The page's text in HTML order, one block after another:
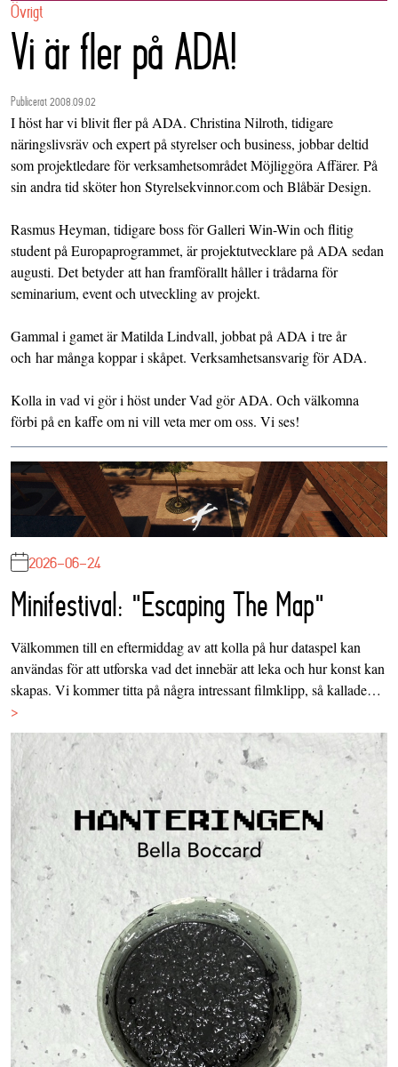
Övrigt
Vi är fler på ADA!
Publicerat 2008.09.02
I höst har vi blivit fler på ADA. Christina Nilroth, tidigare
näringslivsräv och expert på styrelser och business, jobbar deltid
som projektledare för verksamhetsområdetMöjliggöra Affärer. På
sin andra tid sköter hon Styrelsekvinnor.comoch Blåbär Design.
Rasmus Heyman, tidigare boss för Galleri Win-Win och flitig
student på Europaprogrammet, är projektutvecklare på ADA sedan
augusti. Det betyder att han framförallt håller i trådarna för
seminarium, event och utveckling av projekt.
Gammal i gamet är Matilda Lindvall, jobbat på ADA i tre år
och har många koppar i skåpet. Verksamhetsansvarig för ADA.
Kolla in vad vi gör i höst underVad gör ADA. Och välkomna
förbi på en kaffe om ni vill veta mer om oss. Vi ses!
2026-06-24
Minifestival: "Escaping The Map"
Välkommen till en eftermiddag av att kolla på hur dataspel kan
användas för att utforska vad det innebär att leka och hur konst kan
skapas. Vi kommer titta på några intressant filmklipp, så kallade…
>